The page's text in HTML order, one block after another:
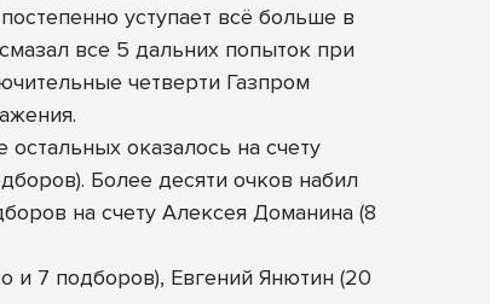
уступает всё больше в
все 5 дальних попыток при
четверти Газпром
оказалось на счету
Более десяти очков набил
на счету Алексея Доманина (8
и 7 подборов), Евгений Янютин (20